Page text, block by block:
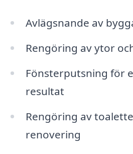
Avlägsnande av
Rengöring av ytor
Fönsterputsning för
resultat
Rengöring av
renovering